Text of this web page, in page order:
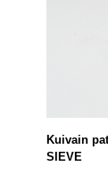
Kuivain
SIEVE